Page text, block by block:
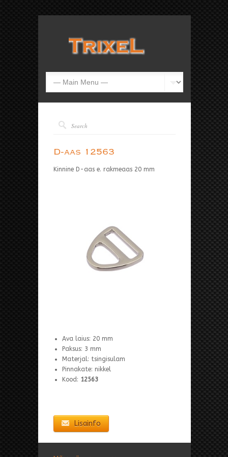
D-aas 12563
Kinnine D-aas e. rakmeaas 20 mm
Ava laius: 20 mm
Paksus: 3 mm
Materjal: tsingisulam
Pinnakate: nikkel
Kood: 12563
Lisainfo